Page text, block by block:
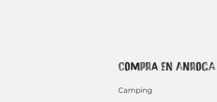
COMPRA EN ANROGA
Camping